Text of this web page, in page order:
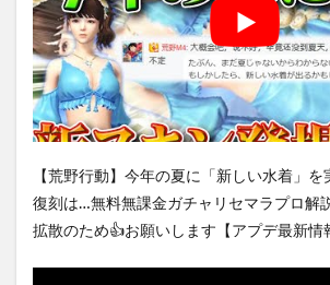
【荒野行動】今年の夏に「新しい水着」
復刻は…無料無課金ガチャリセマラプロ解
拡散のため👍お願いします【アプデ最新情